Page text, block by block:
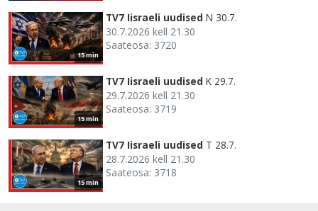
15 min
TV7 Iisraeli uudised N 30.7.
30.7.2026 kell 21.30
Saateosa: 3720
15 min
TV7 Iisraeli uudised K 29.7.
29.7.2026 kell 21.30
Saateosa: 3719
15 min
TV7 Iisraeli uudised T 28.7.
28.7.2026 kell 21.30
Saateosa: 3718